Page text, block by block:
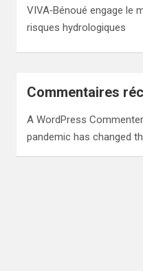
VIVA‑Bénoué engage le
risques hydrologiques
Commentaires
A WordPress Commenter
pandemic has changed